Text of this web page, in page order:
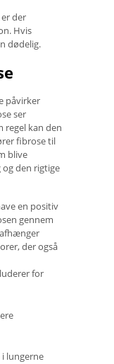
der
Hvis
dødelig.
påvirker
ser
regel kan den
fibrose til
blive
den rigtige
en positiv
gennem
der også
for
lungerne